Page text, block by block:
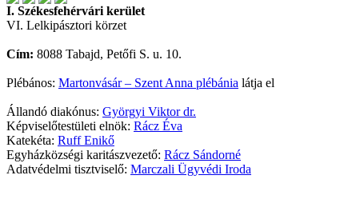
I. Székesfehérvári kerület
VI. Lelkipásztori körzet
Cím: 8088 Tabajd, Petőfi S. u. 10.
Plébános: Martonvásár – Szent Anna plébánia látja el
Állandó diakónus: Györgyi Viktor dr.
Képviselőtestületi elnök: Rácz Éva
Katekéta: Ruff Enikő
Egyházközségi karitászvezető: Rácz Sándorné
Adatvédelmi tisztviselő: Marczali Ügyvédi Iroda